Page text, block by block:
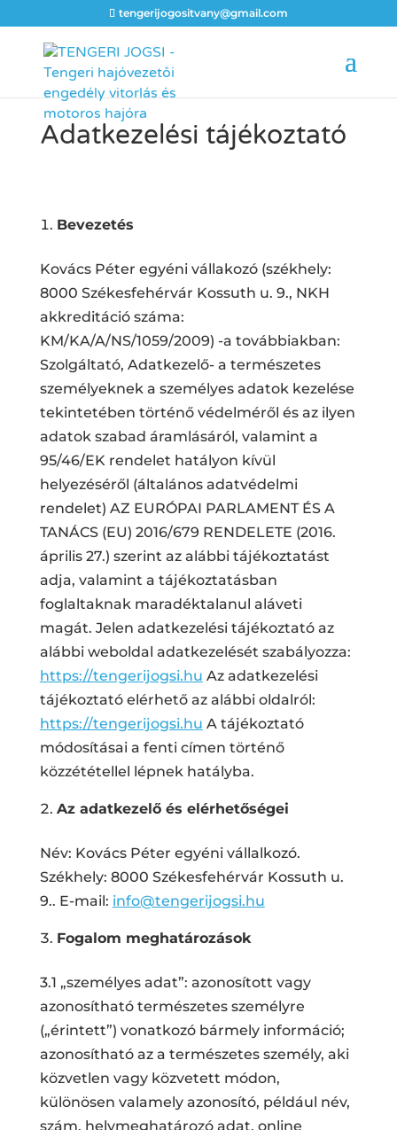
tengerijogositvany@gmail.com
Adatkezelési tájékoztató
Bevezetés
Kovács Péter egyéni vállakozó (székhely:
8000 Székesfehérvár Kossuth u. 9., NKH
akkreditáció száma:
KM/KA/A/NS/1059/2009) -a továbbiakban:
Szolgáltató, Adatkezelő- a természetes
személyeknek a személyes adatok kezelése
tekintetében történő védelméről és az ilyen
adatok szabad áramlásáról, valamint a
95/46/EK rendelet hatályon kívül
helyezéséről (általános adatvédelmi
rendelet) AZ EURÓPAI PARLAMENT ÉS A
TANÁCS (EU) 2016/679 RENDELETE (2016.
április 27.) szerint az alábbi tájékoztatást
adja, valamint a tájékoztatásban
foglaltaknak maradéktalanul aláveti
magát. Jelen adatkezelési tájékoztató az
alábbi weboldal adatkezelését szabályozza:
https://tengerijogsi.hu Az adatkezelési
tájékoztató elérhető az alábbi oldalról:
https://tengerijogsi.hu A tájékoztató
módosításai a fenti címen történő
közzététellel lépnek hatályba.
Az adatkezelő és elérhetőségei
Név: Kovács Péter egyéni vállalkozó.
Székhely: 8000 Székesfehérvár Kossuth u.
9.. E-mail: info@tengerijogsi.hu
Fogalom meghatározások
3.1 „személyes adat”: azonosított vagy
azonosítható természetes személyre
(„érintett”) vonatkozó bármely információ;
azonosítható az a természetes személy, aki
közvetlen vagy közvetett módon,
különösen valamely azonosító, például név,
szám, helymeghatározó adat, online